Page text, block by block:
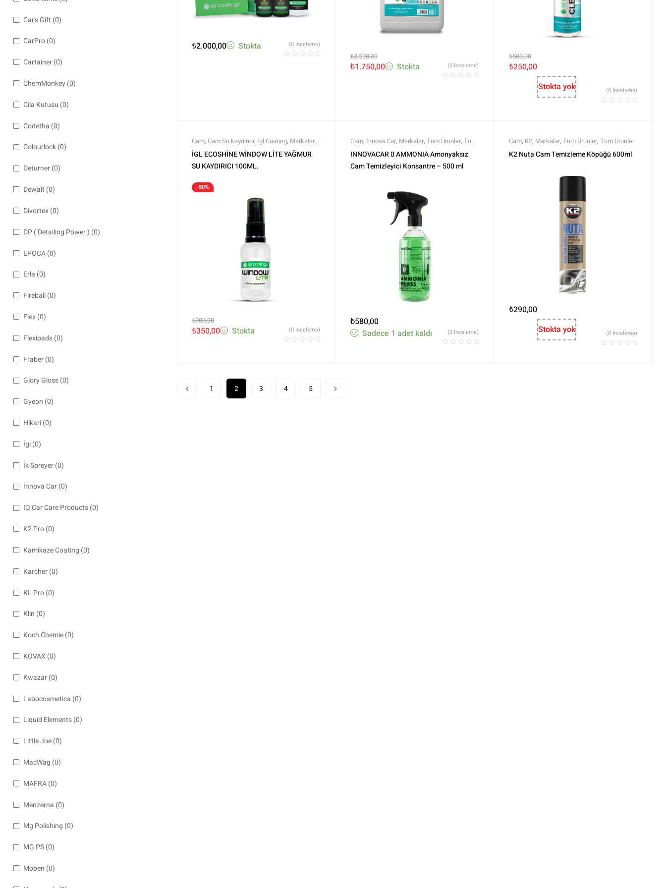
₺2.000,00 Stokta (0 İnceleme)
₺3.500,00
₺1.750,00 Stokta (0 İnceleme)
₺500,00
₺250,00
Stokta yok
(0 İnceleme)
Cam, Cam Su kaydırıcı, İgl Coating, Markalar,
Tüm Ürünler,Tüm Ürünler
İGL ECOSHİNE WİNDOW LİTE YAĞMUR
SU KAYDIRICI 100ML.
-50%
₺700,00
₺350,00 Stokta (0 İnceleme)
Cam, İnnova Car, Markalar, Tüm Ürünler, Tüm
Ürünler
INNOVACAR 0 AMMONIA Amonyaksız
Cam Temizleyici Konsantre – 500 ml
₺580,00
Sadece 1 adet kaldı
(0 İnceleme)
Cam, K2, Markalar, Tüm Ürünler, Tüm Ürünler
K2 Nuta Cam Temizleme Köpüğü 600ml
₺290,00
Stokta yok
(0 İnceleme)
1 2 3 4 5
Car's Gift (0)
CarPro(0)
Cartainer(0)
ChemMonkey (0)
Cila Kutusu (0)
Codetha (0)
Colourlock(0)
Deturner(0)
Dewalt (0)
Divortex(0)
DP ( Detailing Power ) (0)
EPOCA(0)
Erla (0)
Fireball(0)
Flex(0)
Flexipads(0)
Fraber(0)
Glory Gloss(0)
Gyeon (0)
Hikari(0)
İgl(0)
İk Spreyer(0)
İnnova Car(0)
IQ Car Care Products(0)
K2 Pro(0)
Kamikaze Coating (0)
Karcher(0)
KL Pro(0)
Klin (0)
Koch Chemie(0)
KOVAX (0)
Kwazar(0)
Labocosmetica (0)
Liquid Elements(0)
Little Joe(0)
MacWag (0)
MAFRA(0)
Menzerna (0)
Mg Polishing (0)
MG PS(0)
Moben (0)